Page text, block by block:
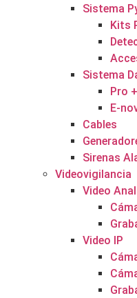
Sistema
Kits
Sistema
Pro +
E-
Cables
Sirenas
Videovigilancia
Video
Video IP